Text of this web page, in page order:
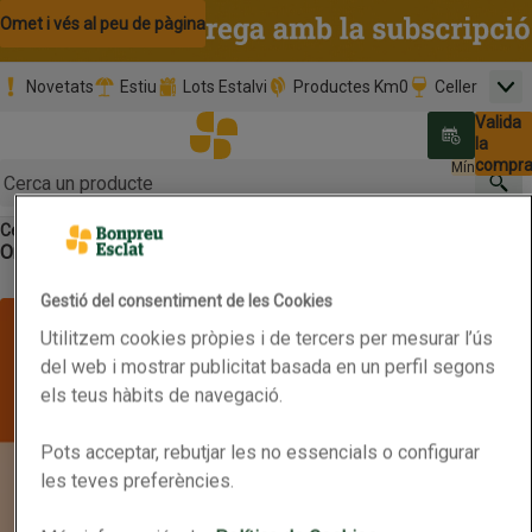
Omet i vés al contingut
Omet i vés a la cerca
Omet i vés al peu de pàgina
Novetats Estiu Lots Estalvi Productes Km0 Celler
Promoció clients nous Tria data
Valida
la
compra
0,00 €
Mínim:
Botó del menú principal
Cereals Cereals de blat de moro i altres
Ordena Obre-ho per veure una llista de les opcions d'ordenació
Llista de productes
Gestió del consentiment de les Cookies
Utilitzem cookies pròpies i de tercers per mesurar l’ús
del web i mostrar publicitat basada en un perfil segons
els teus hàbits de navegació.
Pots acceptar, rebutjar les no essencials o configurar
les teves preferències.